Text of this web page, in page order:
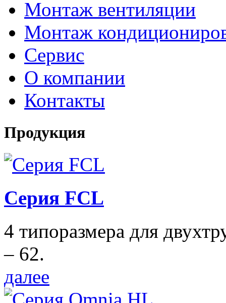
Монтаж вентиляции
Монтаж
Сервис
О компании
Контакты
Продукция
Серия FCL
4 типоразмера для
– 62.
далее